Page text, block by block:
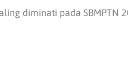
diminati pada SBMPTN